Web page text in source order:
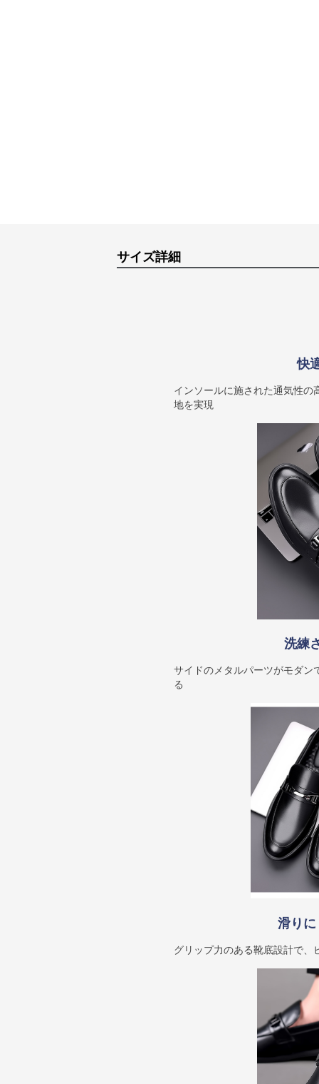
サイズ詳細
快
インソールに施された通気性の
地を実現
洗練
サイドのメタルパーツがモダン
る
滑り
グリップ力のある靴底設計で、